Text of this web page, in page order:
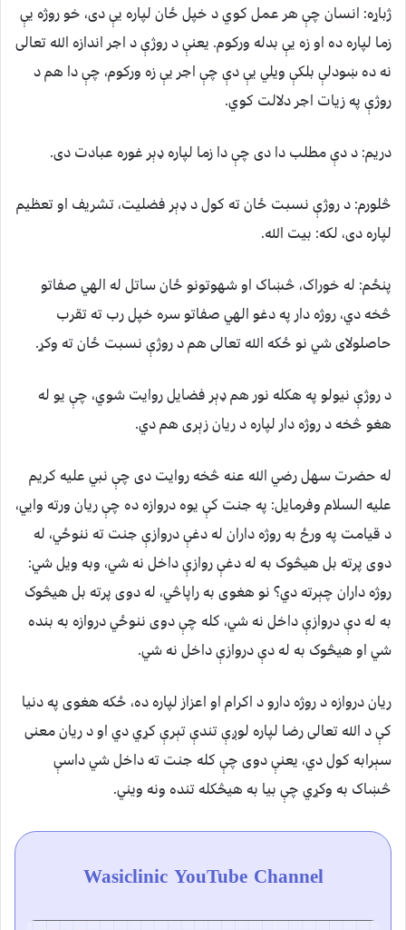
ژباړه: انسان چې هر عمل کوي د خپل ځان لپاره يې دی، خو روژه يې
زما لپاره ده او زه يې بدله ورکوم. يعنې د روژې د اجر اندازه الله تعالی
نه ده ښودلې بلکې ويلي يې دې چې اجر يې زه ورکوم، چې دا هم د
روژې په زيات اجر دلالت کوي.
دريم: د دې مطلب دا دی چې دا زما لپاره ډېر غوره عبادت دی.
څلورم: د روژې نسبت ځان ته کول د ډېر فضليت، تشريف او تعظيم
لپاره دی، لکه: بيت الله.
پنځم: له خوراک، څښاک او شهوتونو ځان ساتل له الهي صفاتو
څخه دي، روژه دار په دغو الهي صفاتو سره خپل رب ته تقرب
حاصلولای شي نو ځکه الله تعالی هم د روژې نسبت ځان ته وکړ.
د روژې نيولو په هکله نور هم ډېر فضايل روايت شوي، چې يو له
هغو څخه د روژه دار لپاره د ريان زېری هم دي.
له حضرت سهل رضي الله عنه څخه روايت دی چې نبي عليه کريم
عليه السلام وفرمايل: په جنت کې يوه دروازه ده چې ريان ورته وايي،
د قيامت په ورځ به روژه داران له دغې دروازې جنت ته ننوځي، له
دوی پرته بل هيڅوک به له دغې روازې داخل نه شي، وبه ويل شي:
روژه داران چېرته دي؟ نو هغوی به راپاڅي، له دوی پرته بل هيڅوک
به له دې دروازې داخل نه شي، کله چې دوی ننوځي دروازه به بنده
شي او هيڅوک به له دې دروازې داخل نه شي.
ريان دروازه د روژه دارو د اکرام او اعزاز لپاره ده، ځکه هغوی په دنيا
کې د الله تعالی رضا لپاره لوږې تندې تېرې کړي دي او د ريان معنی
سېرابه کول دي، يعنې دوی چې کله جنت ته داخل شي داسې
څښاک به وکړي چې بيا به هيڅکله تنده ونه ويني.
Wasiclinic YouTube Channel